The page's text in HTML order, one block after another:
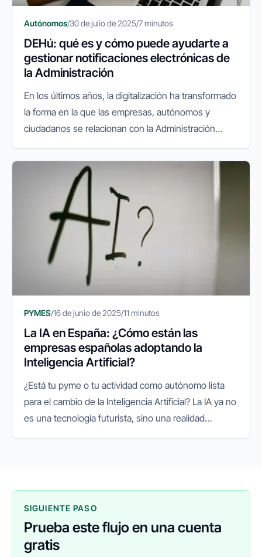
Autónomos/30 de julio de 2025/7 minutos
DEHú: qué es y cómo puede ayudarte a
gestionar notificaciones electrónicas de
la Administración
En los últimos años, la digitalización ha transformado
la forma en la que las empresas, autónomos y
ciudadanos se relacionan con la Administración
VeriFactu y las gestiones...
PYMES/16 de junio de 2025/11 minutos
La IA en España: ¿Cómo están las
empresas españolas adoptando la
Inteligencia Artificial?
¿Está tu pyme o tu actividad como autónomo lista
para el cambio de la Inteligencia Artificial? La IA ya no
es una tecnología futurista, sino una realidad
SIGUIENTE PASO
Prueba este flujo en una cuenta
gratis